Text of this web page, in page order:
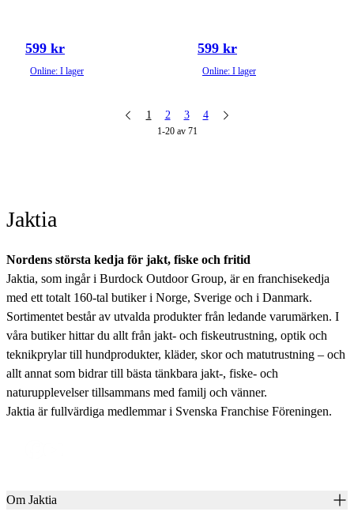
599 kr
Online: I lager
599 kr
Online: I lager
1 2 3 4
1-20 av 71
Jaktia
Nordens största kedja för jakt, fiske och fritid
Jaktia, som ingår i Burdock Outdoor Group, är en franchisekedja
med ett totalt 160-tal butiker i Norge, Sverige och i Danmark.
Sortimentet består av utvalda produkter från ledande varumärken. I
våra butiker hittar du allt från jakt- och fiskeutrustning, optik och
teknikprylar till hundprodukter, kläder, skor och matutrustning – och
allt annat som bidrar till bästa tänkbara jakt-, fiske- och
naturupplevelser tillsammans med familj och vänner.
Jaktia är fullvärdiga medlemmar i Svenska Franchise Föreningen.
Om Jaktia